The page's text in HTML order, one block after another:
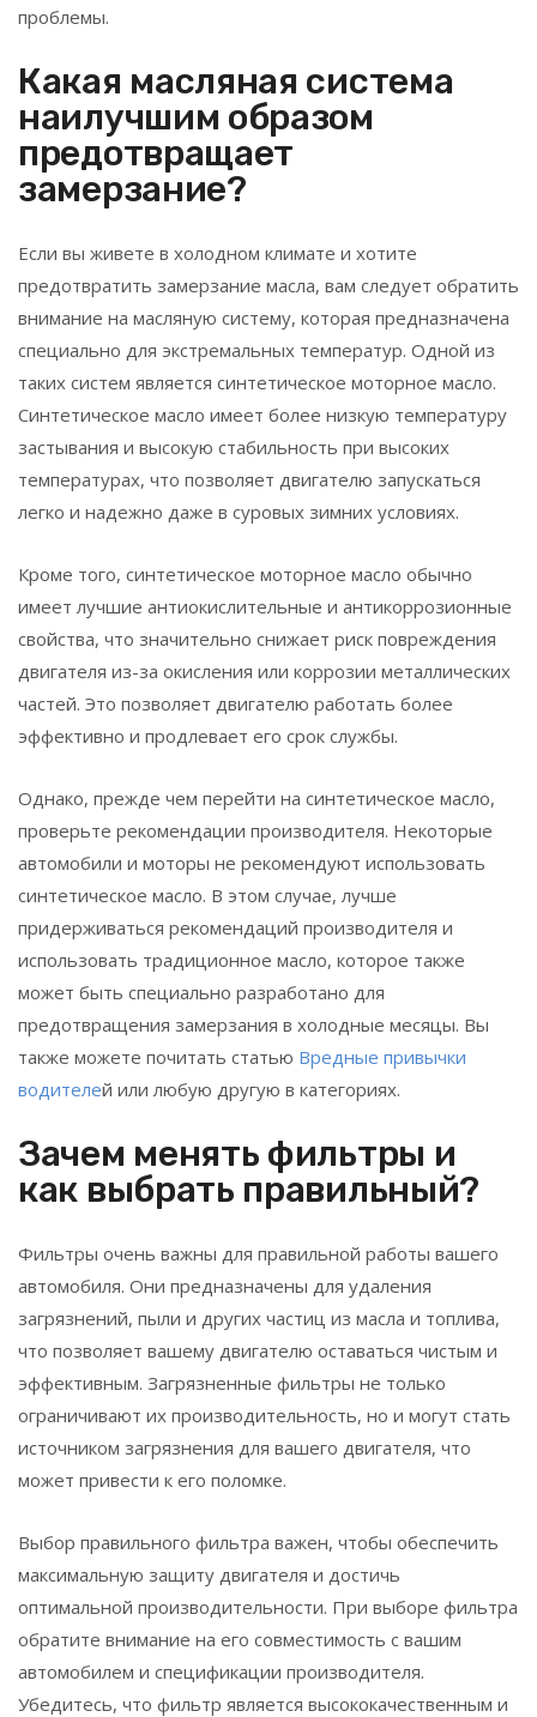
проблемы.
Какая масляная система
наилучшим образом
предотвращает
замерзание?
Если вы живете в холодном климате и хотите
предотвратить замерзание масла, вам следует обратить
внимание на масляную систему, которая предназначена
специально для экстремальных температур. Одной из
таких систем является синтетическое моторное масло.
Синтетическое масло имеет более низкую температуру
застывания и высокую стабильность при высоких
температурах, что позволяет двигателю запускаться
легко и надежно даже в суровых зимних условиях.
Кроме того, синтетическое моторное масло обычно
имеет лучшие антиокислительные и антикоррозионные
свойства, что значительно снижает риск повреждения
двигателя из-за окисления или коррозии металлических
частей. Это позволяет двигателю работать более
эффективно и продлевает его срок службы.
Однако, прежде чем перейти на синтетическое масло,
проверьте рекомендации производителя. Некоторые
автомобили и моторы не рекомендуют использовать
синтетическое масло. В этом случае, лучше
придерживаться рекомендаций производителя и
использовать традиционное масло, которое также
может быть специально разработано для
предотвращения замерзания в холодные месяцы. Вы
также можете почитать статью Вредные привычки
водителей или любую другую в категориях.
Зачем менять фильтры и
как выбрать правильный?
Фильтры очень важны для правильной работы вашего
автомобиля. Они предназначены для удаления
загрязнений, пыли и других частиц из масла и топлива,
что позволяет вашему двигателю оставаться чистым и
эффективным. Загрязненные фильтры не только
ограничивают их производительность, но и могут стать
источником загрязнения для вашего двигателя, что
может привести к его поломке.
Выбор правильного фильтра важен, чтобы обеспечить
максимальную защиту двигателя и достичь
оптимальной производительности. При выборе фильтра
обратите внимание на его совместимость с вашим
автомобилем и спецификации производителя.
Убедитесь, что фильтр является высококачественным и